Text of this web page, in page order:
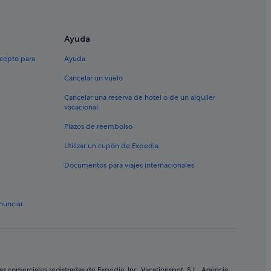
Feiras e Congresos de Lugo
para
Ayuda
Ayuda
Cancelar un vuelo
Cancelar una reserva de hotel o de un alquiler
vacacional
Plazos de reembolso
Utilizar un cupón de Expedia
Documentos para viajes internacionales